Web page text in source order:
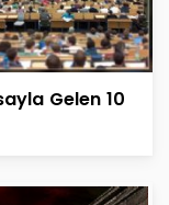
Gelen 10